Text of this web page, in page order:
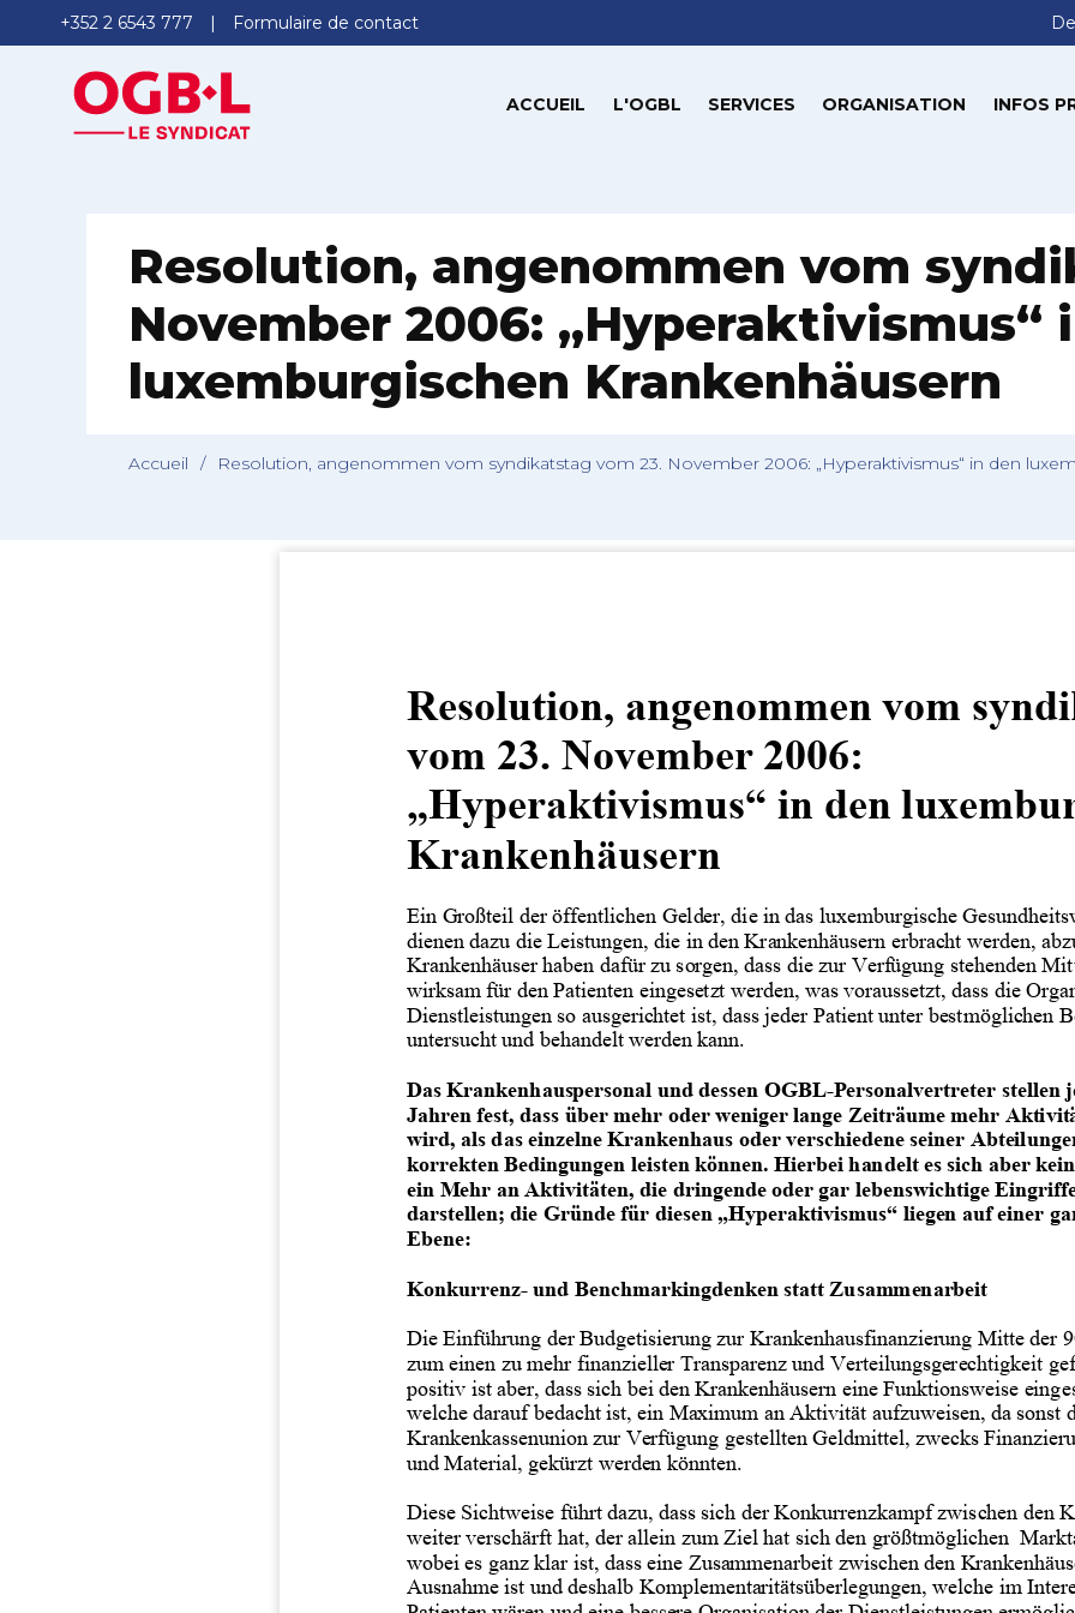
+352 2 6543 777 Formulaire de contact
ACCUEIL L'OGBL SERVICES ORGANISATION INFOS
Resolution, angenommen vom
November 2006: „Hyperaktivismus“
luxemburgischen Krankenhäusern
Accueil / Resolution, angenommen vom syndikatstag vom 23. November 2006: „Hyperaktivismus“ in den